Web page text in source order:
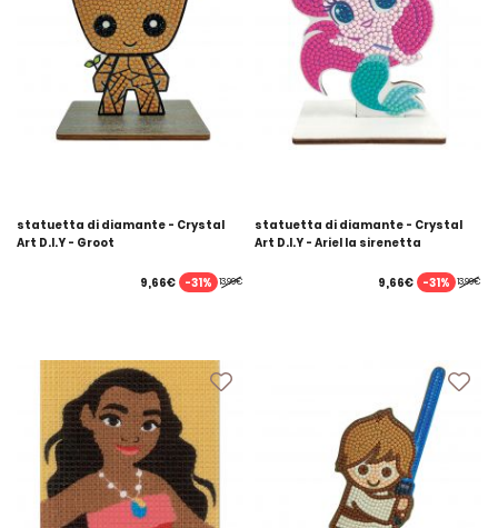
statuetta di diamante - Crystal
Art D.I.Y - Groot
13,99€
9,66€ -31%
statuetta di diamante - Crystal
Art D.I.Y - Ariel la sirenetta
13,99€
9,66€ -31%